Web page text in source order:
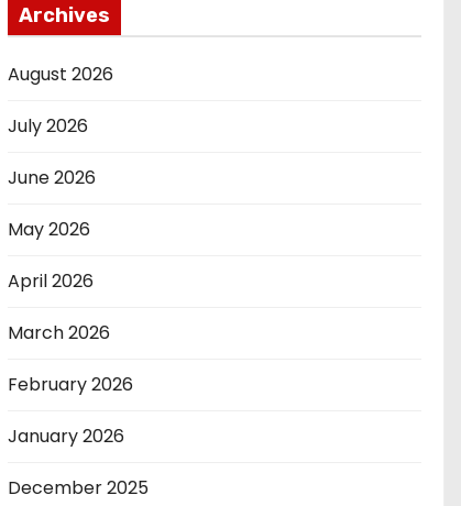
Archives
August 2026
July 2026
June 2026
May 2026
April 2026
March 2026
February 2026
January 2026
December 2025